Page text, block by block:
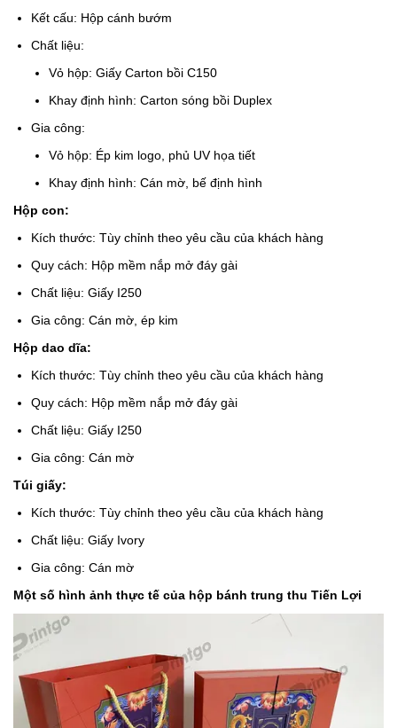
Kết cấu: Hộp cánh bướm
Chất liệu:
Vỏ hộp: Giấy Carton bồi C150
Khay định hình: Carton sóng bồi Duplex
Gia công:
Vỏ hộp: Ép kim logo, phủ UV họa tiết
Khay định hình: Cán mờ, bế định hình
Hộp con:
Kích thước: Tùy chỉnh theo yêu cầu của khách hàng
Quy cách: Hộp mềm nắp mở đáy gài
Chất liệu: Giấy I250
Gia công: Cán mờ, ép kim
Hộp dao dĩa:
Kích thước: Tùy chỉnh theo yêu cầu của khách hàng
Quy cách: Hộp mềm nắp mở đáy gài
Chất liệu: Giấy I250
Gia công: Cán mờ
Túi giấy:
Kích thước: Tùy chỉnh theo yêu cầu của khách hàng
Chất liệu: Giấy Ivory
Gia công: Cán mờ
Một số hình ảnh thực tế của hộp bánh trung thu Tiến Lợi